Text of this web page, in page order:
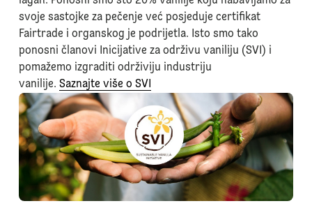
svoje sastojke za pečenje već posjeduje certifikat
Fairtrade i organskog je podrijetla. Isto smo tako
ponosni članovi Inicijative za održivu vaniliju (SVI) i
pomažemo izgraditi održiviju industriju
vanilije. Saznajte više o SVI